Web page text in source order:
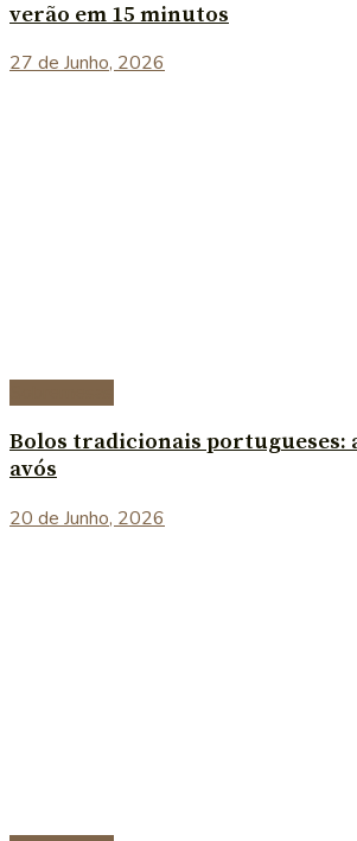
verão em 15 minutos
27 de Junho, 2026
Bolos tradicionais portugueses:
avós
20 de Junho, 2026